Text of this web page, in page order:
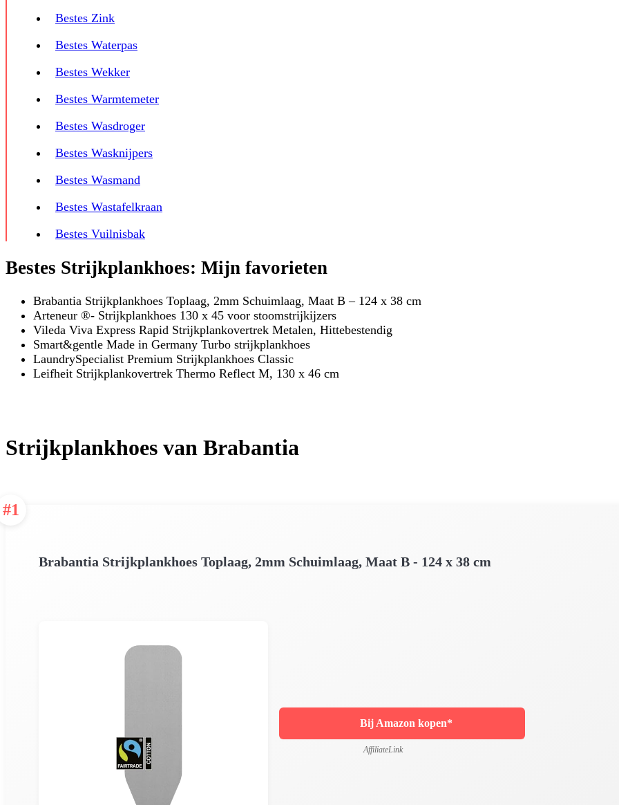
Bestes Zink
Bestes Waterpas
Bestes Wekker
Bestes Warmtemeter
Bestes Wasdroger
Bestes Wasknijpers
Bestes Wasmand
Bestes Wastafelkraan
Bestes Vuilnisbak
Bestes Strijkplankhoes: Mijn favorieten
Brabantia Strijkplankhoes Toplaag, 2mm Schuimlaag, Maat B – 124 x 38 cm
Arteneur ®- Strijkplankhoes 130 x 45 voor stoomstrijkijzers
Vileda Viva Express Rapid Strijkplankovertrek Metalen, Hittebestendig
Smart&gentle Made in Germany Turbo strijkplankhoes
LaundrySpecialist Premium Strijkplankhoes Classic
Leifheit Strijkplankovertrek Thermo Reflect M, 130 x 46 cm
Strijkplankhoes van Brabantia
#1
Brabantia Strijkplankhoes Toplaag, 2mm Schuimlaag, Maat B - 124 x 38 cm
Bij Amazon kopen*
AffiliateLink